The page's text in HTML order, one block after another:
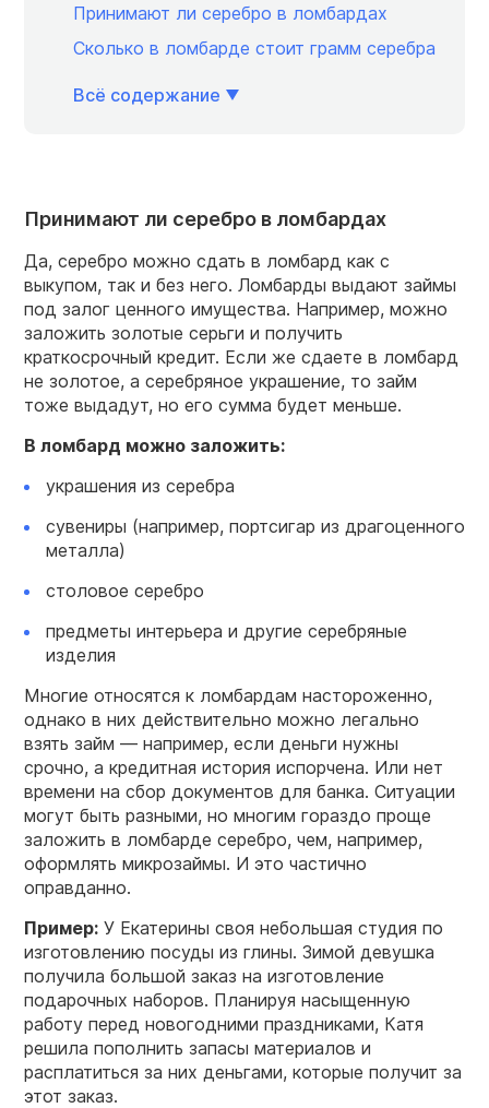
Принимают ли серебро в ломбардах
Сколько в ломбарде стоит грамм серебра
Всё содержание
Принимают ли серебро в ломбардах
Да, серебро можно сдать в ломбард как с
выкупом, так и без него. Ломбарды выдают займы
под залог ценного имущества. Например, можно
заложить золотые серьги и получить
краткосрочный кредит. Если же сдаете в ломбард
не золотое, а серебряное украшение, то займ
тоже выдадут, но его сумма будет меньше.
В ломбард можно заложить:
украшения из серебра
сувениры (например, портсигар из драгоценного
металла)
столовое серебро
предметы интерьера и другие серебряные
изделия
Многие относятся к ломбардам настороженно,
однако в них действительно можно легально
взять займ — например, если деньги нужны
срочно, а кредитная история испорчена. Или нет
времени на сбор документов для банка. Ситуации
могут быть разными, но многим гораздо проще
заложить в ломбарде серебро, чем, например,
оформлять микрозаймы. И это частично
оправданно.
Пример: У Екатерины своя небольшая студия по
изготовлению посуды из глины. Зимой девушка
получила большой заказ на изготовление
подарочных наборов. Планируя насыщенную
работу перед новогодними праздниками, Катя
решила пополнить запасы материалов и
расплатиться за них деньгами, которые получит за
этот заказ.